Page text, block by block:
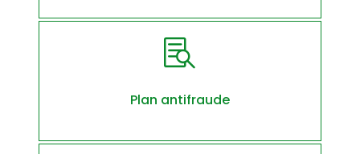

Plan antifraude